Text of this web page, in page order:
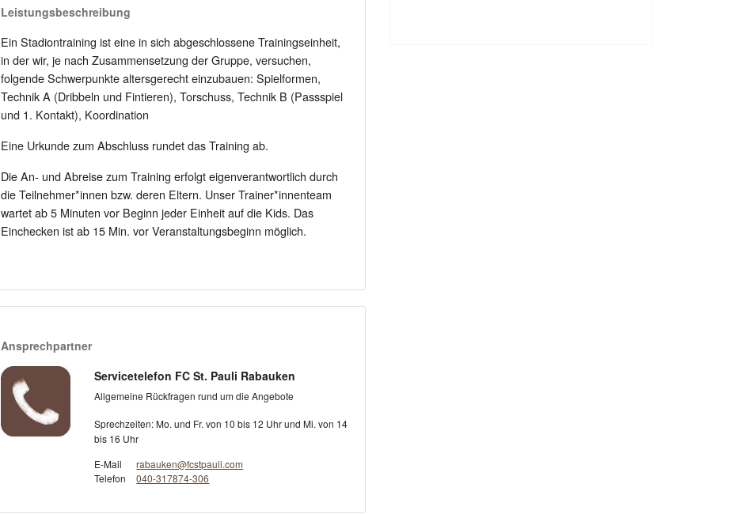
Leistungsbeschreibung
Ein Stadiontraining ist eine in sich abgeschlossene Trainingseinheit,
in der wir, je nach Zusammensetzung der Gruppe, versuchen,
folgende Schwerpunkte altersgerecht einzubauen: Spielformen,
Technik A (Dribbeln und Fintieren), Torschuss, Technik B (Passspiel
und 1. Kontakt), Koordination
Eine Urkunde zum Abschluss rundet das Training ab.
Die An- und Abreise zum Training erfolgt eigenverantwortlich durch
die Teilnehmer*innen bzw. deren Eltern. Unser Trainer*innenteam
wartet ab 5 Minuten vor Beginn jeder Einheit auf die Kids. Das
Einchecken ist ab 15 Min. vor Veranstaltungsbeginn möglich.
Ansprechpartner
Servicetelefon FC St. Pauli Rabauken
Allgemeine Rückfragen rund um die Angebote
Sprechzeiten: Mo. und Fr. von 10 bis 12 Uhr und Mi. von 14
bis 16 Uhr
E-Mail
rabauken@fcstpauli.com
Telefon
040-317874-306